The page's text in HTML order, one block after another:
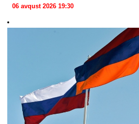
06 avqust 2026 19:30